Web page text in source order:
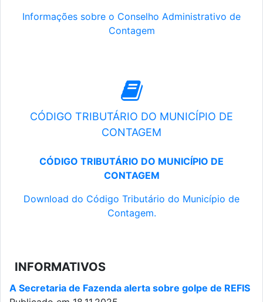
Informações sobre o Conselho Administrativo de
Contagem
CÓDIGO TRIBUTÁRIO DO MUNICÍPIO DE
CONTAGEM
CÓDIGO TRIBUTÁRIO DO MUNICÍPIO DE
CONTAGEM
Download do Código Tributário do Município de
Contagem.
INFORMATIVOS
A Secretaria de Fazenda alerta sobre golpe de REFIS